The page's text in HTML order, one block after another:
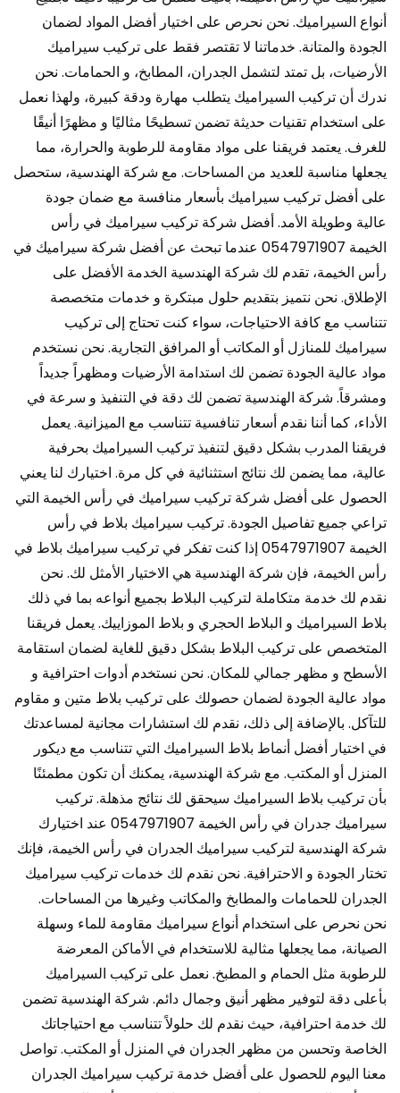
أنواع السيراميك. نحن نحرص على اختيار أفضل المواد لضمان
الجودة والمتانة. خدماتنا لا تقتصر فقط على تركيب سيراميك
الأرضيات، بل تمتد لتشمل الجدران، المطابخ، و الحمامات. نحن
ندرك أن تركيب السيراميك يتطلب مهارة ودقة كبيرة، ولهذا نعمل
على استخدام تقنيات حديثة تضمن تسطيحًا مثاليًا و مظهرًا أنيقًا
للغرف. يعتمد فريقنا على مواد مقاومة للرطوبة والحرارة، مما
يجعلها مناسبة للعديد من المساحات. مع شركة الهندسية، ستحصل
على أفضل تركيب سيراميك بأسعار منافسة مع ضمان جودة
عالية وطويلة الأمد. أفضل شركة تركيب سيراميك في رأس
الخيمة 0547971907 عندما تبحث عن أفضل شركة سيراميك في
رأس الخيمة، تقدم لك شركة الهندسية الخدمة الأفضل على
الإطلاق. نحن نتميز بتقديم حلول مبتكرة و خدمات متخصصة
تتناسب مع كافة الاحتياجات، سواء كنت تحتاج إلى تركيب
سيراميك للمنازل أو المكاتب أو المرافق التجارية. نحن نستخدم
مواد عالية الجودة تضمن لك استدامة الأرضيات ومظهراً جديداً
ومشرقاً. شركة الهندسية تضمن لك دقة في التنفيذ و سرعة في
الأداء، كما أننا نقدم أسعار تنافسية تتناسب مع الميزانية. يعمل
فريقنا المدرب بشكل دقيق لتنفيذ تركيب السيراميك بحرفية
عالية، مما يضمن لك نتائج استثنائية في كل مرة. اختيارك لنا يعني
الحصول على أفضل شركة تركيب سيراميك في رأس الخيمة التي
تراعي جميع تفاصيل الجودة. تركيب سيراميك بلاط في رأس
الخيمة 0547971907 إذا كنت تفكر في تركيب سيراميك بلاط في
رأس الخيمة، فإن شركة الهندسية هي الاختيار الأمثل لك. نحن
نقدم لك خدمة متكاملة لتركيب البلاط بجميع أنواعه بما في ذلك
بلاط السيراميك و البلاط الحجري و بلاط الموزاييك. يعمل فريقنا
المتخصص على تركيب البلاط بشكل دقيق للغاية لضمان استقامة
الأسطح و مظهر جمالي للمكان. نحن نستخدم أدوات احترافية و
مواد عالية الجودة لضمان حصولك على تركيب بلاط متين و مقاوم
للتآكل. بالإضافة إلى ذلك، نقدم لك استشارات مجانية لمساعدتك
في اختيار أفضل أنماط بلاط السيراميك التي تتناسب مع ديكور
المنزل أو المكتب. مع شركة الهندسية، يمكنك أن تكون مطمئنًا
بأن تركيب بلاط السيراميك سيحقق لك نتائج مذهلة. تركيب
سيراميك جدران في رأس الخيمة 0547971907 عند اختيارك
شركة الهندسية لتركيب سيراميك الجدران في رأس الخيمة، فإنك
تختار الجودة و الاحترافية. نحن نقدم لك خدمات تركيب سيراميك
الجدران للحمامات والمطابخ والمكاتب وغيرها من المساحات.
نحن نحرص على استخدام أنواع سيراميك مقاومة للماء وسهلة
الصيانة، مما يجعلها مثالية للاستخدام في الأماكن المعرضة
للرطوبة مثل الحمام و المطبخ. نعمل على تركيب السيراميك
بأعلى دقة لتوفير مظهر أنيق وجمال دائم. شركة الهندسية تضمن
لك خدمة احترافية، حيث نقدم لك حلولاً تتناسب مع احتياجاتك
الخاصة وتحسن من مظهر الجدران في المنزل أو المكتب. تواصل
معنا اليوم للحصول على أفضل خدمة تركيب سيراميك الجدران